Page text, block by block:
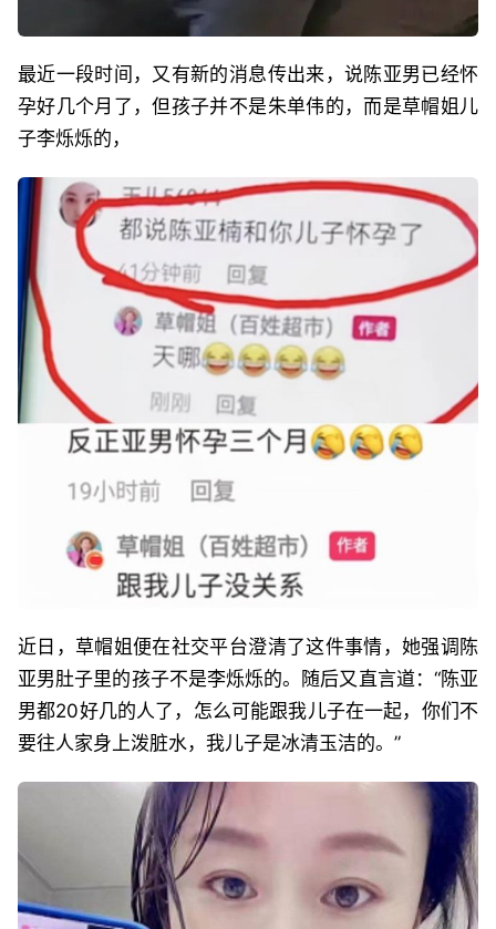
最近一段时间，又有新的消息传出来，说陈亚男已经怀
孕好几个月了，但孩子并不是朱单伟的，而是草帽姐儿
子李烁烁的，
近日，草帽姐便在社交平台澄清了这件事情，她强调陈
亚男肚子里的孩子不是李烁烁的。随后又直言道：“陈亚
男都20好几的人了，怎么可能跟我儿子在一起，你们不
要往人家身上泼脏水，我儿子是冰清玉洁的。”